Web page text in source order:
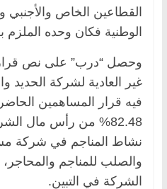
القطاعين الخاص
الوطنية فكان وحده الملزم
وحصل “درب” على نص
غير العادية لشركة الحديد
فيه قرار المساهمين
82.48% من رأس مال
نشاط المناجم في شركة
والصلب للمناجم
الشركة في التبين.